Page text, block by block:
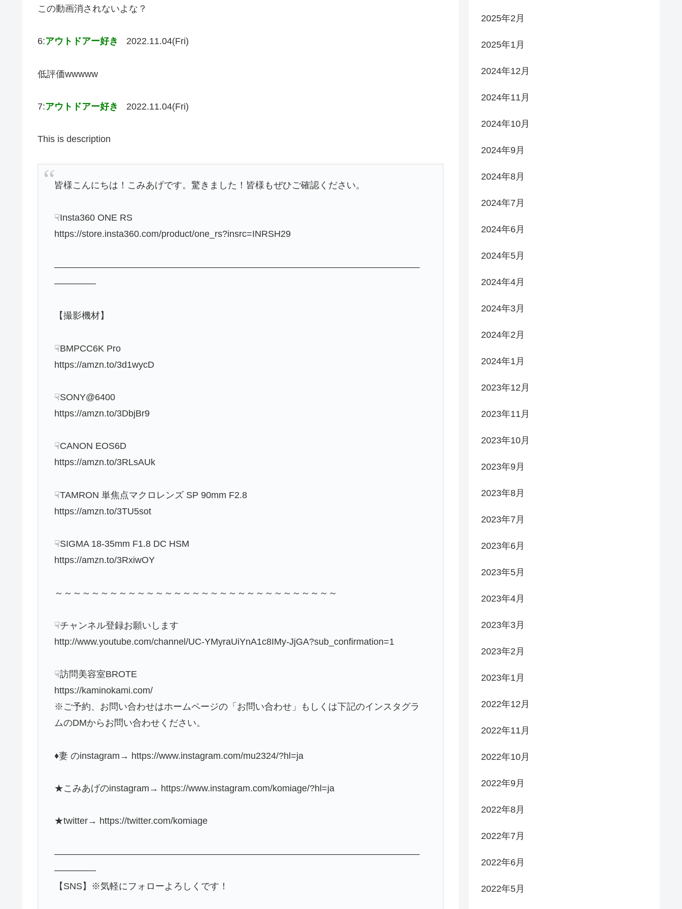
この動画消されないよな？
6:アウトドアー好き 2022.11.04(Fri)
低評価wwwww
7:アウトドアー好き 2022.11.04(Fri)
This is description
皆様こんにちは！こみあげです。驚きました！皆様もぜひご確認ください。
☟Insta360 ONE RS
https://store.insta360.com/product/one_rs?insrc=INRSH29
————————————————————————————————————————
————–
【撮影機材】
☟BMPCC6K Pro
https://amzn.to/3d1wycD
☟SONY@6400
https://amzn.to/3DbjBr9
☟CANON EOS6D
https://amzn.to/3RLsAUk
☟TAMRON 単焦点マクロレンズ SP 90mm F2.8
https://amzn.to/3TU5sot
☟SIGMA 18-35mm F1.8 DC HSM
https://amzn.to/3RxiwOY
～～～～～～～～～～～～～～～～～～～～～～～～～～～～～～～
☟チャンネル登録お願いします
http://www.youtube.com/channel/UC-YMyraUiYnA1c8IMy-JjGA?sub_confirmation=1
☟訪問美容室BROTE
https://kaminokami.com/
※ご予約、お問い合わせはホームページの「お問い合わせ」もしくは下記のインスタグラ
ムのDMからお問い合わせください。
♦︎妻 のinstagram→ https://www.instagram.com/mu2324/?hl=ja
★こみあげのinstagram→ https://www.instagram.com/komiage/?hl=ja
★twitter→ https://twitter.com/komiage
————————————————————————————————————————
————–
【SNS】※気軽にフォローよろしくです！
2025年2月
2025年1月
2024年12月
2024年11月
2024年10月
2024年9月
2024年8月
2024年7月
2024年6月
2024年5月
2024年4月
2024年3月
2024年2月
2024年1月
2023年12月
2023年11月
2023年10月
2023年9月
2023年8月
2023年7月
2023年6月
2023年5月
2023年4月
2023年3月
2023年2月
2023年1月
2022年12月
2022年11月
2022年10月
2022年9月
2022年8月
2022年7月
2022年6月
2022年5月